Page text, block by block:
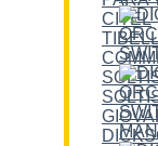
CITEL